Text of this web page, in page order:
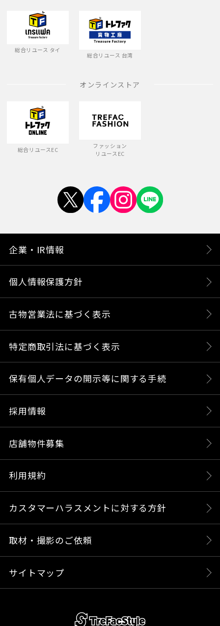
総合リユース タイ
総合リユース 台湾
オンラインストア
総合リユースEC
ファッション
リユースEC
企業・IR情報
個人情報保護方針
古物営業法に基づく表示
特定商取引法に基づく表示
保有個人データの開示等に関する手続
採用情報
店舗物件募集
利用規約
カスタマーハラスメントに対する方針
取材・撮影のご依頼
サイトマップ